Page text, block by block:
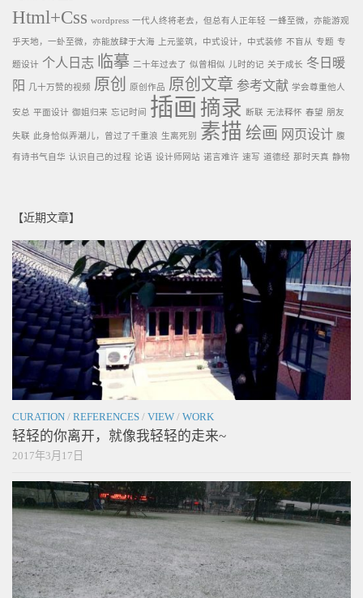
Html+Css wordpress 一代人终将老去，但总有人正年轻 一蜂至微，亦能游观
乎天地，一虲至微，亦能放肆于大海 上元鉴筑，中式设计，中式装修 不盲从 专题 专
题设计 个人日志 临摹 二十年过去了 似曾相似 儿时的记 关于成长 冬日暖
阳
几十万赞的视频 原创 原创作品 原创文章 参考文献 学会尊重他人
安总 平面设计 御姐归来 忘记时间 插画 摘录 断联 无法释怀 春望 朋友
失联 此身恰似弄潮儿，曾过了千重浪 生离死别 素描 绘画 网页设计 腹
有诗书气自华 认识自己的过程 论语 设计师网站 诺言难许 速写 道德经 那时天真 静物
【近期文章】
CURATION / REFERENCES / VIEW / WORK
轻轻的你离开，就像我轻轻的走来~
2017年3月17日